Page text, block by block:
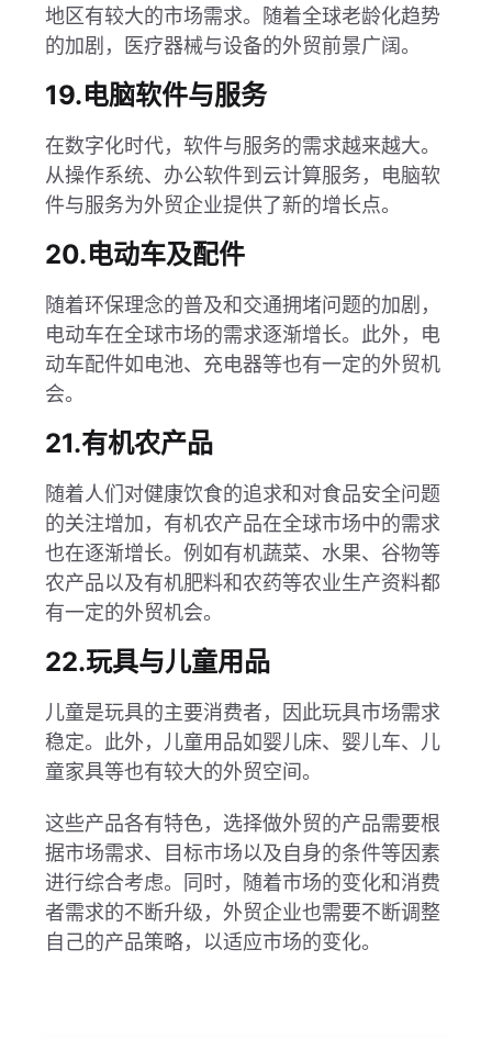
地区有较大的市场需求。随着全球老龄化趋势
的加剧，医疗器械与设备的外贸前景广阔。
19.电脑软件与服务
在数字化时代，软件与服务的需求越来越大。
从操作系统、办公软件到云计算服务，电脑软
件与服务为外贸企业提供了新的增长点。
20.电动车及配件
随着环保理念的普及和交通拥堵问题的加剧，
电动车在全球市场的需求逐渐增长。此外，电
动车配件如电池、充电器等也有一定的外贸机
会。
21.有机农产品
随着人们对健康饮食的追求和对食品安全问题
的关注增加，有机农产品在全球市场中的需求
也在逐渐增长。例如有机蔬菜、水果、谷物等
农产品以及有机肥料和农药等农业生产资料都
有一定的外贸机会。
22.玩具与儿童用品
儿童是玩具的主要消费者，因此玩具市场需求
稳定。此外，儿童用品如婴儿床、婴儿车、儿
童家具等也有较大的外贸空间。
这些产品各有特色，选择做外贸的产品需要根
据市场需求、目标市场以及自身的条件等因素
进行综合考虑。同时，随着市场的变化和消费
者需求的不断升级，外贸企业也需要不断调整
自己的产品策略，以适应市场的变化。